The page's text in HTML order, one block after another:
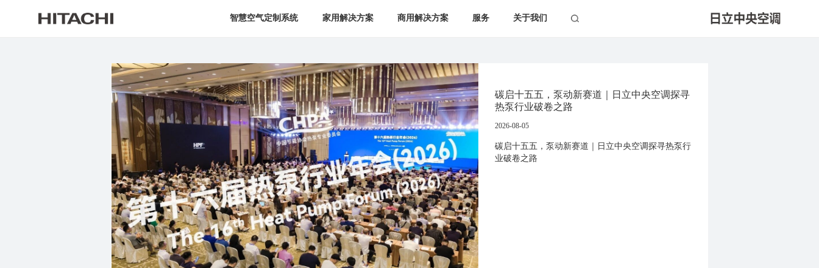
智慧空气定制系统 家用解决方案 商用解决方案 服务 关于我们
碳启十五五，泵动新赛道｜日立中央空调探寻
热泵行业破卷之路
2026-08-05
碳启十五五，泵动新赛道｜日立中央空调探寻热泵行
业破卷之路